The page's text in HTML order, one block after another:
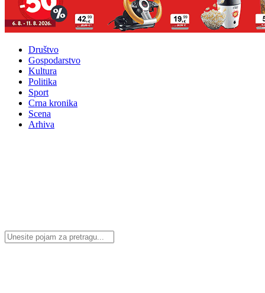
Društvo
Gospodarstvo
Kultura
Politika
Sport
Crna kronika
Scena
Arhiva